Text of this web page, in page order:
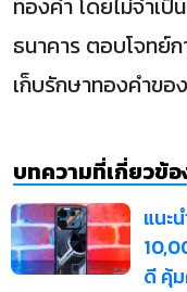
ธนาคาร ตอบโจทย์
เก็บรักษาทองคำขอ
บทความที่เกี่ยวข้อ
แนะ
ดี คุ้